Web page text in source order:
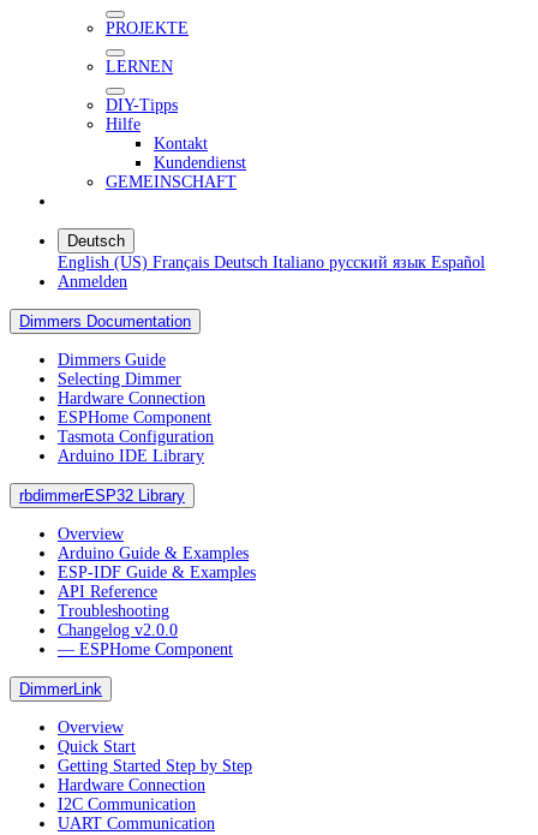
PROJEKTE
LERNEN
DIY-Tipps
Hilfe
Kontakt
Kundendienst
GEMEINSCHAFT
Deutsch
English (US) Français Deutsch Italiano русский язык Español
Anmelden
Dimmers Documentation
Dimmers Guide
Selecting Dimmer
Hardware Connection
ESPHome Component
Tasmota Configuration
Arduino IDE Library
rbdimmerESP32 Library
Overview
Arduino Guide & Examples
ESP-IDF Guide & Examples
API Reference
Troubleshooting
Changelog v2.0.0
― ESPHome Component
DimmerLink
Overview
Quick Start
Getting Started Step by Step
Hardware Connection
I2C Communication
UART Communication